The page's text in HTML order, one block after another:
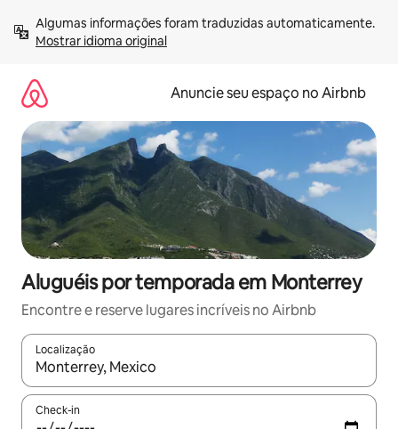
para
Mostrar idioma original
Anuncie seu espaço no Airbnb
Aluguéis por temporada em Monterrey
Encontre e reserve lugares incríveis no Airbnb
Localização
Quando os resultados estiverem disponíveis, explore-os
Check-in